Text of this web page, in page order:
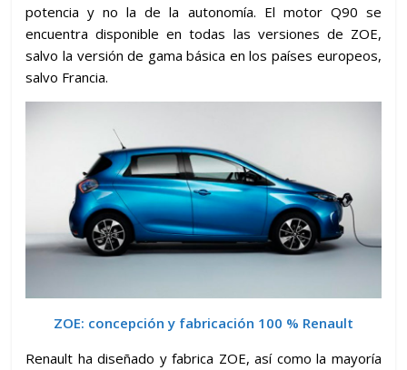
potencia y no la de la autonomía. El motor Q90 se
encuentra disponible en todas las versiones de ZOE,
salvo la versión de gama básica en los países europeos,
salvo Francia.
ZOE: concepción y fabricación 100 % Renault
Renault ha diseñado y fabrica ZOE, así como la mayoría